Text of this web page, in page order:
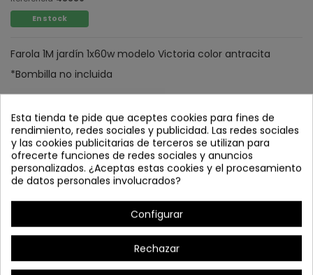
En stock
Farola 1M jardín 1x60w modelo Victoria color antracita
*Bombilla no incluida
Esta tienda te pide que aceptes cookies para fines de
rendimiento, redes sociales y publicidad. Las redes sociales
y las cookies publicitarias de terceros se utilizan para
ofrecerte funciones de redes sociales y anuncios
personalizados. ¿Aceptas estas cookies y el procesamiento
de datos personales involucrados?
Configurar
Rechazar